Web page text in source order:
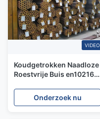
VIDEO
Koudgetrokken Naadloze
Roestvrije Buis en10216-
A213 A312
Onderzoek nu